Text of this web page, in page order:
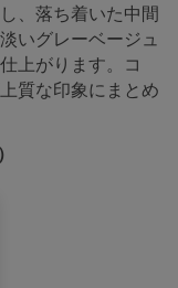
、落ち着いた中間
いグレーベージュ
上がります。コ
質な印象にまとめ